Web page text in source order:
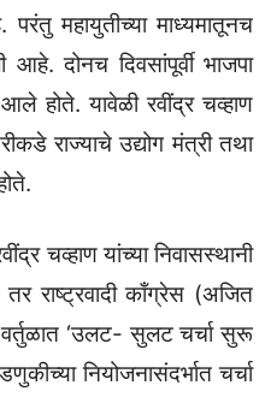
महायुतीच्या माध्यमातूनच
दोनच दिवसांपूर्वी भाजपा
आले होते. यावेळी रवींद्र चव्हाण
राज्याचे उद्योग मंत्री तथा
चव्हाण यांच्या निवासस्थानी
राष्ट्रवादी काँग्रेस (अजित
वर्तुळात ‘उलट- सुलट चर्चा सुरू
नियोजनासंदर्भात चर्चा